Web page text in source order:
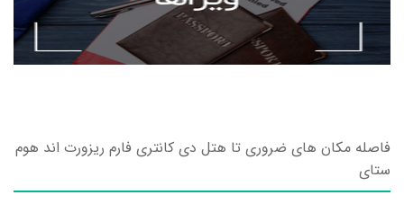
فاصله مکان های ضروری تا هتل دی کانتری فارم ریزورت اند هوم
ستای